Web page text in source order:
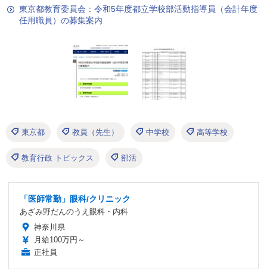
東京都教育委員会：令和5年度都立学校部活動指導員（会計年度
任用職員）の募集案内
東京都 教員（先生） 中学校 高等学校
教育行政 トピックス 部活
「医師常勤」眼科/クリニック
あざみ野だんのうえ眼科・内科
神奈川県
月給100万円～
正社員